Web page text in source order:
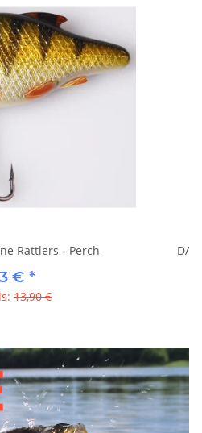
Rattlers - Perch
€ *
13,90 €